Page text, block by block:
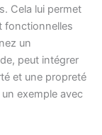
Cela lui permet
fonctionnelles
un
peut intégrer
et une propreté
exemple avec